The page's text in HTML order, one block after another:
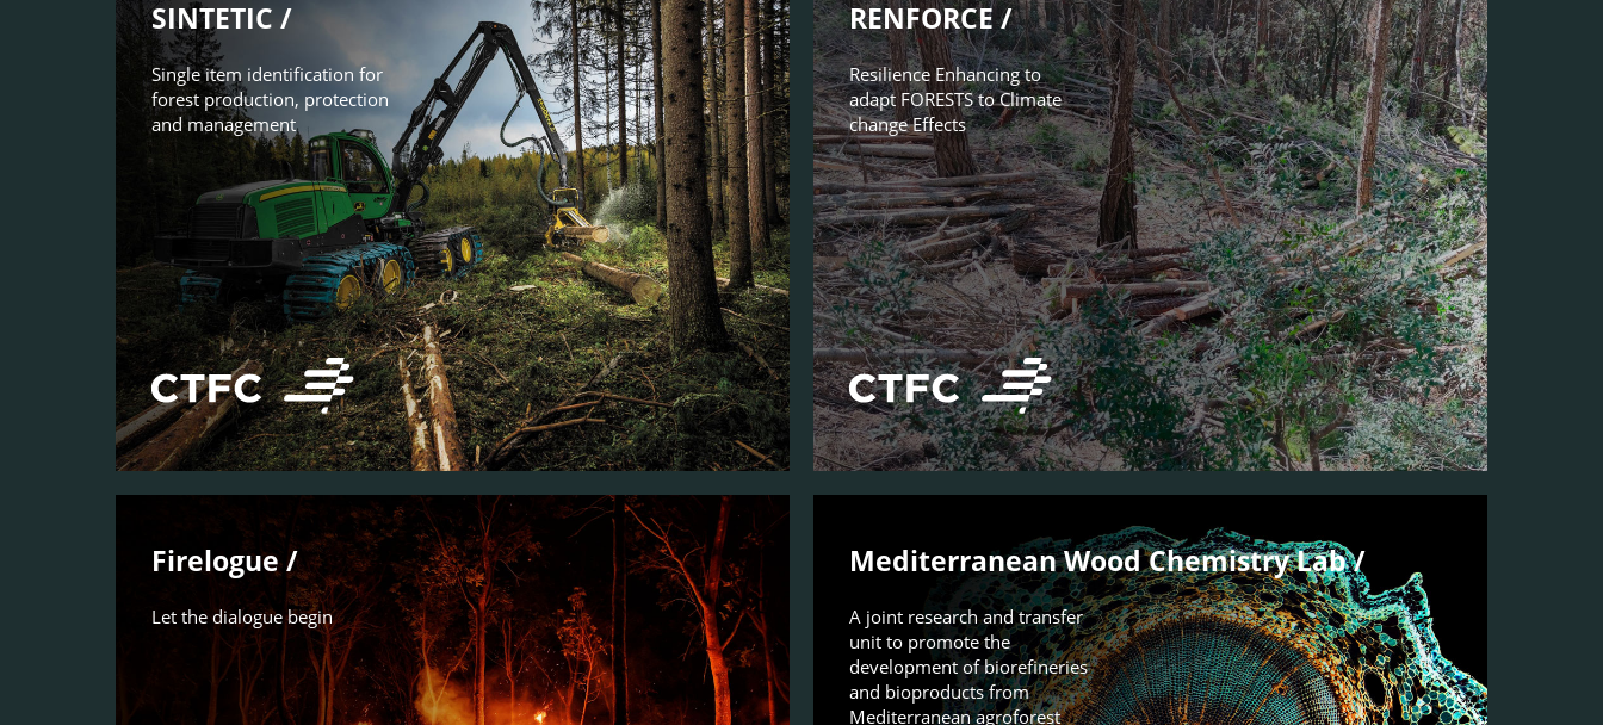
SINTETIC /
Single item identification for
forest production, protection
and management
RENFORCE /
Resilience Enhancing to
adapt FORESTS to Climate
change Effects
Firelogue /
Let the dialogue begin
Mediterranean Wood Chemistry Lab /
A joint research and transfer
unit to promote the
development of biorefineries
and bioproducts from
Mediterranean agroforest